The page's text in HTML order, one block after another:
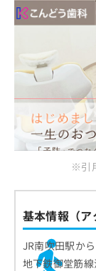
※引
基本情報（ア
JR南吹田駅か
地下鉄御堂筋